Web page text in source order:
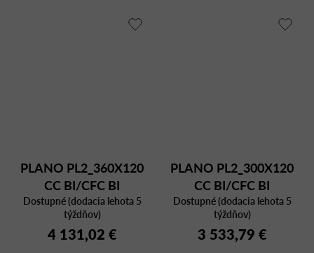
PLANO PL2_360X120
CC BI/CFC BI
Dostupné (dodacia lehota 5
týždňov)
4 131,02 €
PLANO PL2_300X120
CC BI/CFC BI
Dostupné (dodacia lehota 5
týždňov)
3 533,79 €